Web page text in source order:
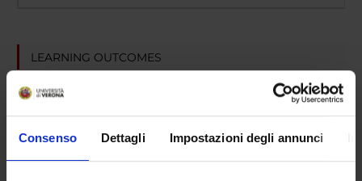
Consenso Dettagli Impostazioni degli annunci
LEARNING OUTCOMES
ethical, deontological and procedural profiles of the CTU